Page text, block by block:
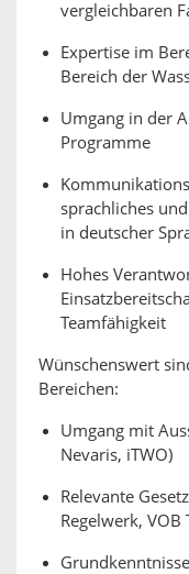
vergleichbaren
Expertise im
Bereich der
Umgang in der
Programme
sprachliches
in deutscher
Hohes
Teamfähigkeit
Wünschenswert
Bereichen:
Umgang mit
Nevaris, iTWO)
Relevante
Regelwerk, VOB